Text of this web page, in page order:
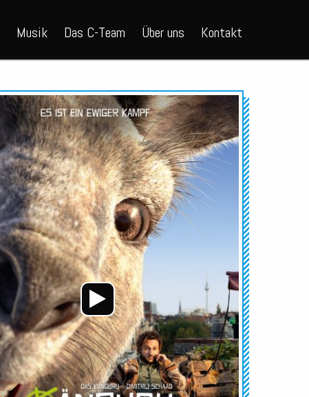
Musik Das C-Team Über uns Kontakt
Audio-
Player